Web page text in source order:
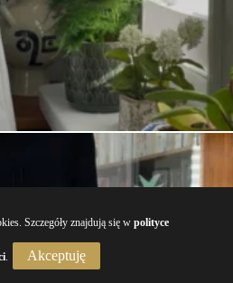
Szczegóły znajdują się w polityce
. Akceptuję